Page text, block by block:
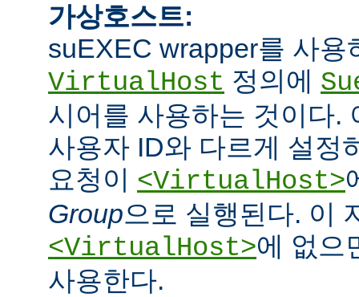
가상호스트:
suEXEC wrapper를 사용
VirtualHost 정의에
시어를 사용하는 것이다.
사용자 ID와 다르게 설정
요청이 <VirtualHost>
Group으로 실행된다. 이
<VirtualHost>에 없으
사용한다.